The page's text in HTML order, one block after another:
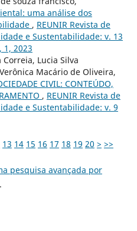
uma análise dos
, REUNIR Revista de
e Sustentabilidade: v. 13
1, 2023
Lucia Silva
Macário de Oliveira,
CIVIL: CONTEÚDO,
, REUNIR Revista de
e Sustentabilidade: v. 9
13 14 15 16 17 18 19 20 > >>
pesquisa avançada por